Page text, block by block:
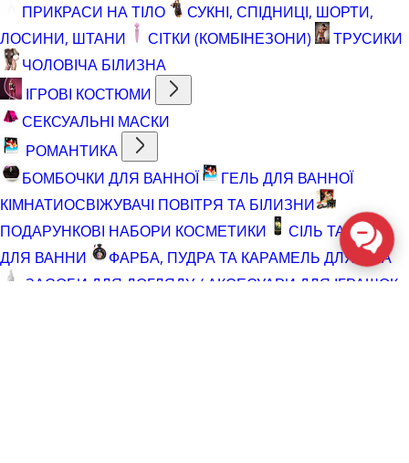
ПРИКРАСИ НА ТІЛО
СУКНІ, СПІДНИЦІ, ШОРТИ,
ЛОСИНИ, ШТАНИ
СІТКИ (КОМБІНЕЗОНИ)
ТРУСИКИ
ЧОЛОВІЧА БІЛИЗНА
ІГРОВІ КОСТЮМИ
СЕКСУАЛЬНІ МАСКИ
РОМАНТИКА
БОМБОЧКИ ДЛЯ ВАННОЇ
ГЕЛЬ ДЛЯ ВАННОЇ
КІМНАТИОСВІЖУВАЧІ ПОВІТРЯ ТА БІЛИЗНИ
ПОДАРУНКОВІ НАБОРИ КОСМЕТИКИ
СІЛЬ ТА ПІНА
ДЛЯ ВАННИ
ФАРБА, ПУДРА ТА КАРАМЕЛЬ ДЛЯ ТІЛА
ЗАСОБИ ДЛЯ ДОГЛЯДУ / АКСЕСУАРИ ДЛЯ ІГРАШОК